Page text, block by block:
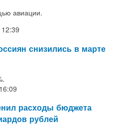
авиации.
снизились в марте
расходы бюджета
рублей